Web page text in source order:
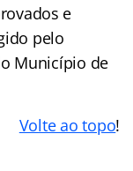
e
pelo
Município de
Volte ao topo!